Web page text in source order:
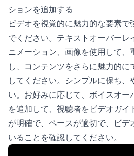
ションを追加する
ビデオを視覚的に魅力的な要素
でください。テキストオーバーレ
ニメーション、画像を使用して、
し、コンテンツをさらに魅力的
してください。シンプルに保ち、
い。お好みに応じて、ボイスオー
を追加して、視聴者をビデオガイ
が明確で、ペースが適切で、ビデ
いることを確認してください。